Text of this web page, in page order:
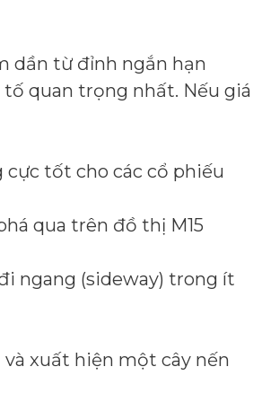
dần từ đỉnh ngắn hạn
tố quan trọng nhất. Nếu giá
tốt cho các cổ phiếu
qua trên đồ thị M15
ngang (sideway) trong ít
xuất hiện một cây nến